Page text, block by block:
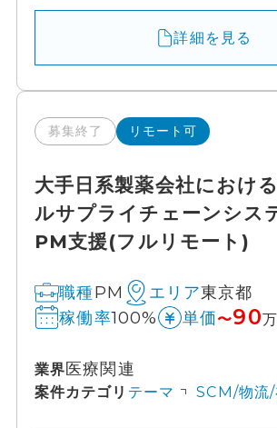
詳細を見る
募集終了 リモート可
大手日系製薬会社におけ
ルサプライチェーンシス
PM支援(フルリモート)
職種PM エリア東京都
稼働率100% 単価〜90
業界医療関連
案件カテゴリ テーマ SCM/物流/